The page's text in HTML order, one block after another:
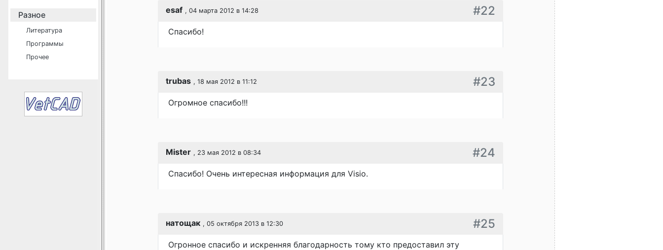
Разное
Литература
Программы
Прочее
esaf , 04 марта 2012 в 14:28 #22
Спасибо!
trubas , 18 мая 2012 в 11:12 #23
Огромное спасибо!!!
Mister , 23 мая 2012 в 08:34 #24
Спасибо! Очень интересная информация для Visio.
натощак , 05 октября 2013 в 12:30 #25
Огронное спасибо и искренняя благодарность тому кто предоставил эту